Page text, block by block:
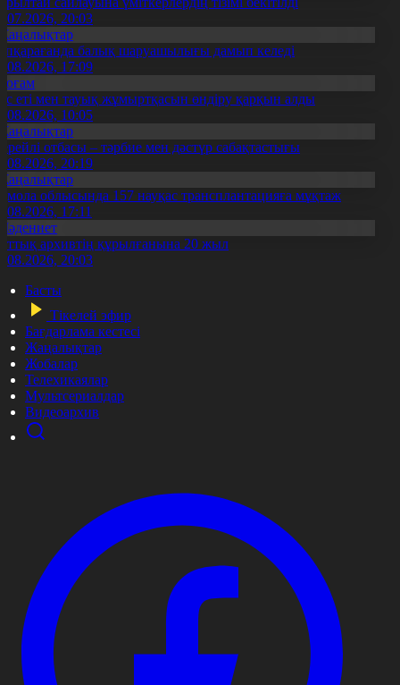
20:03
балық шаруашылығы дамып келеді
17:09
еті мен тауық жұмыртқасын өндіру қарқын алды
10:05
отбасы – тәрбие мен дәстүр сабақтастығы
20:19
облысында 157 науқас трансплантацияға мұқтаж
17:11
архивтің құрылғанына 20 жыл
20:03
Басты
Тікелей эфир
Бағдарлама кестесі
Жаңалықтар
Жобалар
Телехикаялар
Мультсериалдар
Видеоархив